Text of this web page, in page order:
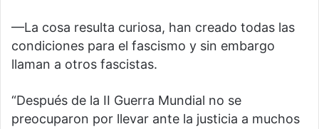
—La cosa resulta curiosa, han creado todas las
condiciones para el fascismo y sin embargo
llaman a otros fascistas.
“Después de la II Guerra Mundial no se
preocuparon por llevar ante la justicia a muchos